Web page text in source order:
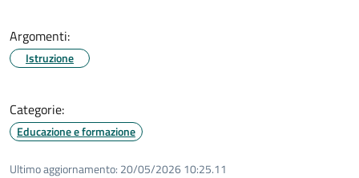
Argomenti:
Istruzione
Categorie:
Educazione e formazione
Ultimo aggiornamento: 20/05/2026 10:25.11